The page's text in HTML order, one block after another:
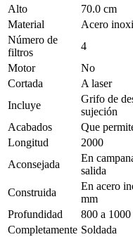
Alto
70.0 cm
Material
Acero
Número de
filtros
4
Motor
No
Cortada
A laser
Incluye
Grifo de
sujeción
Acabados
Que
Longitud
2000
Aconsejada
En
salida
Construida
En acero
mm
Profundidad
800 a 1000
Completamente Soldada